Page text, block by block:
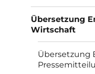
Übersetzung
Wirtschaft
Übersetzung